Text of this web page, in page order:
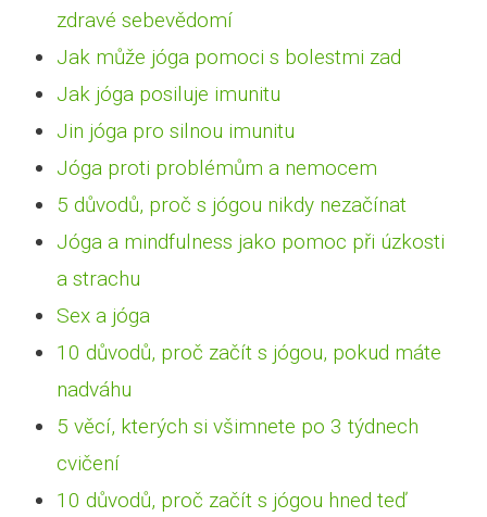
zdravé sebevědomí
Jak může jóga pomoci s bolestmi zad
Jak jóga posiluje imunitu
Jin jóga pro silnou imunitu
Jóga proti problémům a nemocem
5 důvodů, proč s jógou nikdy nezačínat
Jóga a mindfulness jako pomoc při úzkosti
a strachu
Sex a jóga
10 důvodů, proč začít s jógou, pokud máte
nadváhu
5 věcí, kterých si všimnete po 3 týdnech
cvičení
10 důvodů, proč začít s jógou hned teď